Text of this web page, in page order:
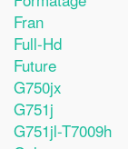
Fran
Full-Hd
Future
G750jx
G751j
G751jl-T7009h